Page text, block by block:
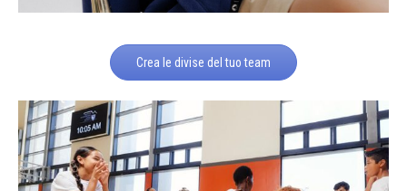
Crea le divise del tuo team